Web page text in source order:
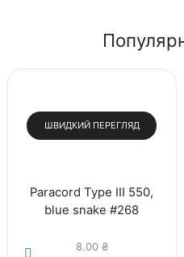
ШВИДКИЙ ПЕРЕГЛЯД
Paracord Type III 550,
blue snake #268
8.00₴